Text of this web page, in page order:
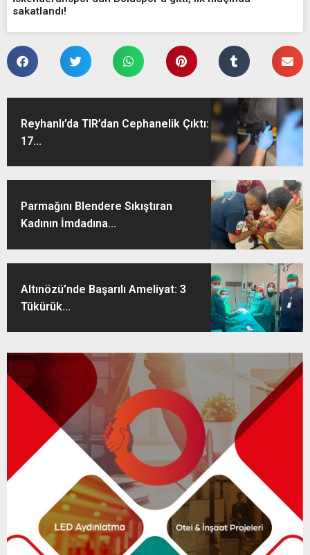
sakatlandı!
Reyhanlı’da TIR’dan Cephanelik Çıktı:
17...
Parmağını Blendere Sıkıştıran
Kadının İmdadına...
Altınözü’nde Başarılı Ameliyat: 3
Tükürük...